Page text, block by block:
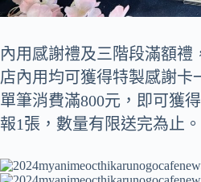
內用感謝禮及三階段滿額禮
店內用均可獲得特製感謝卡
單筆消費滿800元，即可獲
報1張，數量有限送完為止。